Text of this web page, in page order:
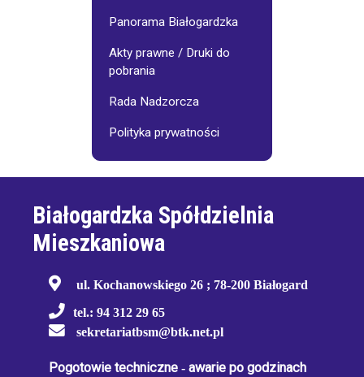
Panorama Białogardzka
Akty prawne / Druki do
pobrania
Rada Nadzorcza
Polityka prywatności
Białogardzka Spółdzielnia
Mieszkaniowa
ul. Kochanowskiego 26 ; 78-200 Białogard
tel.: 94 312 29 65
sekretariatbsm@btk.net.pl
Pogotowie techniczne - awarie po godzinach